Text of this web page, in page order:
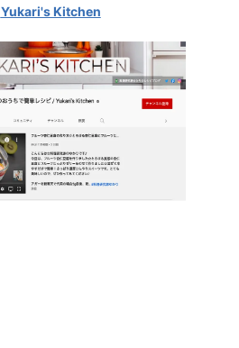
Yukari's Kitchen